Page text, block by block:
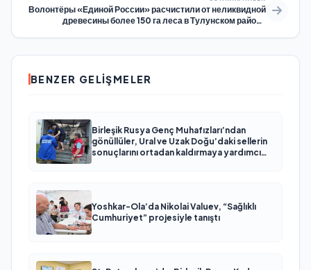
Волонтёры «Единой России» расчистили от неликвидной
древесины более 150 га леса в Тулунском районе
BENZER GELIŞMELER
Birleşik Rusya Genç Muhafızları’ndan
gönüllüler, Ural ve Uzak Doğu’daki sellerin
sonuçlarını ortadan kaldırmaya yardımcı
Yoshkar-Ola’da Nikolai Valuev, “Sağlıklı
Cumhuriyet” projesiyle tanıştı